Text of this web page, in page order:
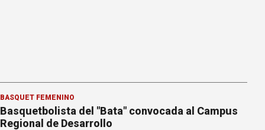
BÁSQUET FEMENINO
Basquetbolista del "Bata" convocada al Campus
Regional de Desarrollo